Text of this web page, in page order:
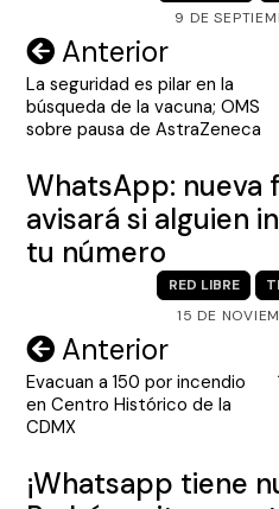
9 DE
Navegación
de
entradas
Anterior
La seguridad es pilar en la
búsqueda de la vacuna; OMS
sobre pausa de AstraZeneca
WhatsApp: nueva
avisará si alguien
tu número
RED LIBRE
15 DE
Navegación
de
entradas
Anterior
Evacuan a 150 por incendio
en Centro Histórico de la
CDMX
¡Whatsapp tiene